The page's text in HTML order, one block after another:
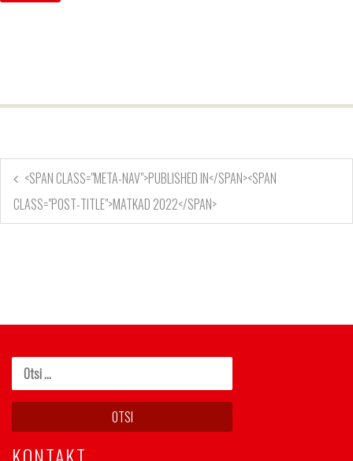
<SPAN CLASS="META-NAV">PUBLISHED IN</SPAN><SPAN
CLASS="POST-TITLE">MATKAD 2022</SPAN>
KONTAKT